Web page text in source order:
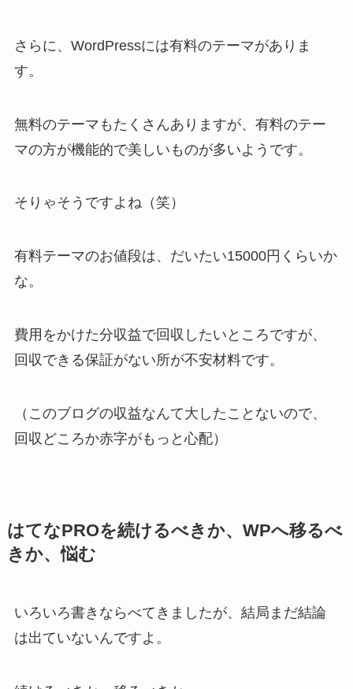
さらに、WordPressには有料のテーマがありま
す。
無料のテーマもたくさんありますが、有料のテー
マの方が機能的で美しいものが多いようです。
そりゃそうですよね（笑）
有料テーマのお値段は、だいたい15000円くらいか
な。
費用をかけた分収益で回収したいところですが、
回収できる保証がない所が不安材料です。
（このブログの収益なんて大したことないので、
回収どころか赤字がもっと心配）
はてなPROを続けるべきか、WPへ移るべ
きか、悩む
いろいろ書きならべてきましたが、結局まだ結論
は出ていないんですよ。